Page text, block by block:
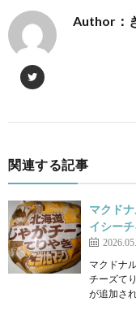
Author：
関連する記事
マクド
イシー
マクドナ
チーズて
が追加さ